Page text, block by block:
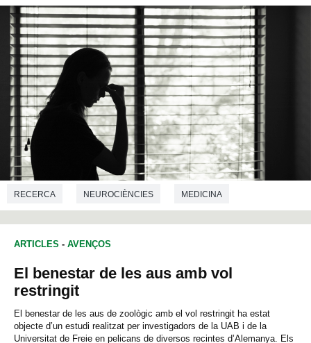
RECERCA NEUROCIÈNCIES MEDICINA
ARTICLES - AVENÇOS
El benestar de les aus amb vol
restringit
El benestar de les aus de zoològic amb el vol restringit ha estat
objecte d’un estudi realitzat per investigadors de la UAB i de la
Universitat de Freie en pelicans de diversos recintes d’Alemanya. Els